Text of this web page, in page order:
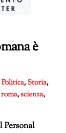
è
Politica,Storia,
roma,scienza,
Personal